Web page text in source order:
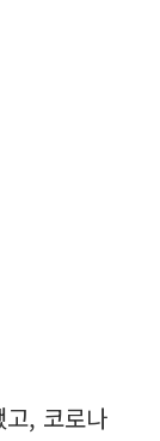
고, 코로나